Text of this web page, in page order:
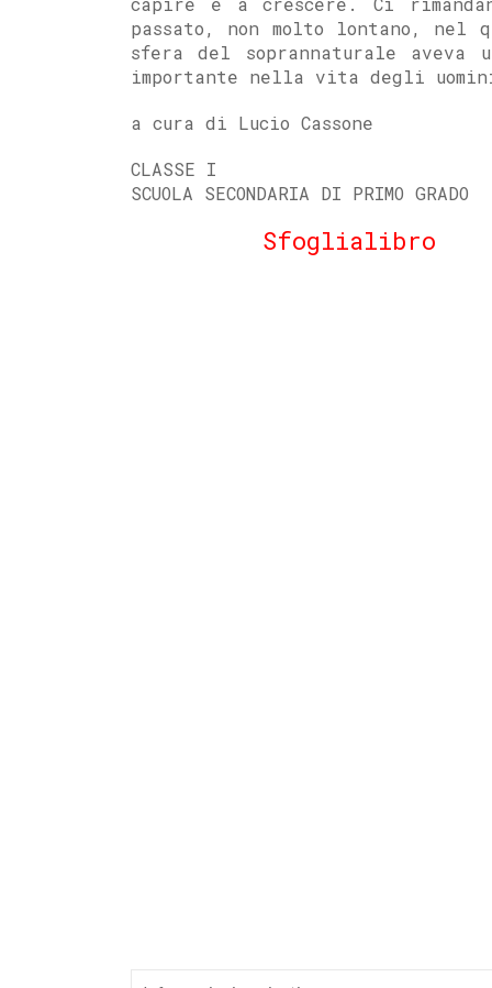
passato, non molto lontano, nel
sfera del soprannaturale aveva
importante nella vita degli
a cura di Lucio Cassone
CLASSE I
SCUOLA SECONDARIA DI PRIMO GRADO
Sfoglialibro